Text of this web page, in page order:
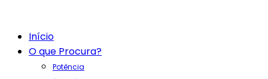
Início
O que Procura?
Potência